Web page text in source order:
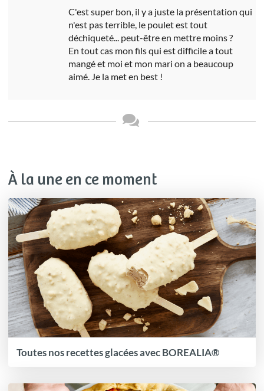
C'est super bon, il y a juste la présentation qui
n'est pas terrible, le poulet est tout
déchiqueté... peut-être en mettre moins ?
En tout cas mon fils qui est difficile a tout
mangé et moi et mon mari on a beaucoup
aimé. Je la met en best !
À la une en ce moment
Toutes nos recettes glacées avec BOREALIA®